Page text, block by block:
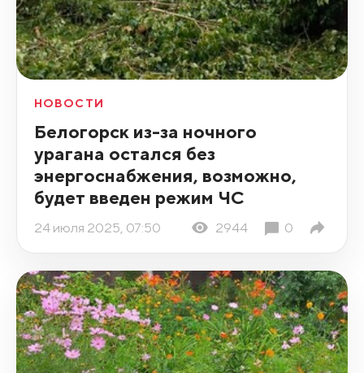
НОВОСТИ
Белогорск из-за ночного
урагана остался без
энергоснабжения, возможно,
будет введен режим ЧС
24 июля 2025, 07:50 2944 0